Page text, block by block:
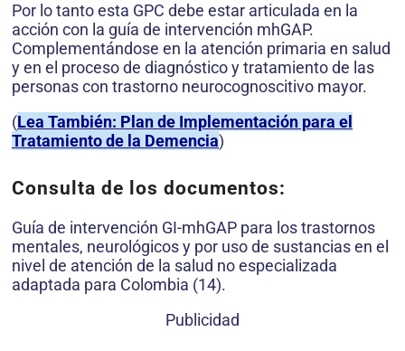
Por lo tanto esta GPC debe estar articulada en la
acción con la guía de intervención mhGAP.
Complementándose en la atención primaria en salud
y en el proceso de diagnóstico y tratamiento de las
personas con trastorno neurocognoscitivo mayor.
(Lea También: Plan de Implementación para el
Tratamiento de la Demencia)
Consulta de los documentos:
Guía de intervención GI-mhGAP para los trastornos
mentales, neurológicos y por uso de sustancias en el
nivel de atención de la salud no especializada
adaptada para Colombia (14).
Publicidad